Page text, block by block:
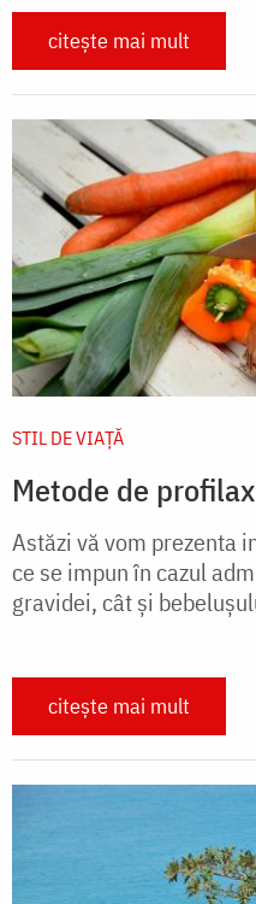
citește mai mult
STIL DE VIAŢĂ
Metode de
Astăzi vă vom prezenta
ce se impun în cazul
gravidei, cât şi
citește mai mult